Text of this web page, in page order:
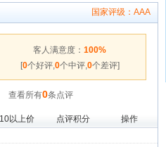
国家评级： AAA
客人满意度： 100%
[0个好评,0个中评,0个差评]
查看所有0条点评
10以上价 点评积分 操作